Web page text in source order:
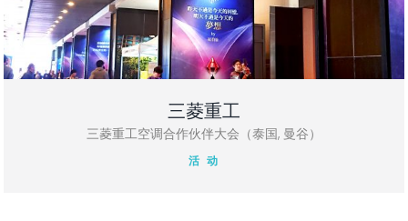
三菱重工
三菱重工空调合作伙伴大会（泰国, 曼谷）
活 动